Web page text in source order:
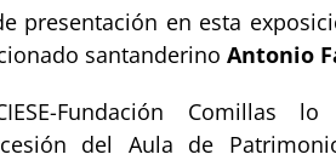
presentación en esta
santanderino Antonio
Fundación Comillas
del Aula de